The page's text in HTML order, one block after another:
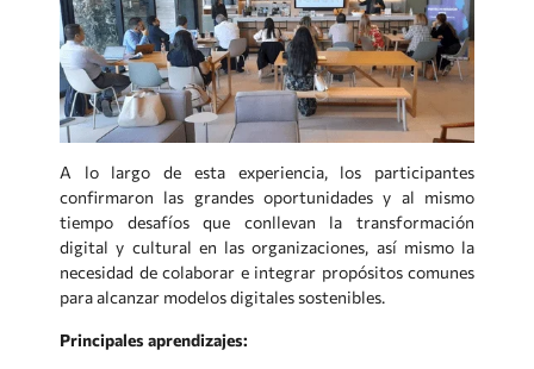
A lo largo de esta experiencia, los participantes
confirmaron las grandes oportunidades y al mismo
tiempo desafíos que conllevan la transformación
digital y cultural en las organizaciones, así mismo la
necesidad de colaborar e integrar propósitos comunes
para alcanzar modelos digitales sostenibles.
Principales aprendizajes: